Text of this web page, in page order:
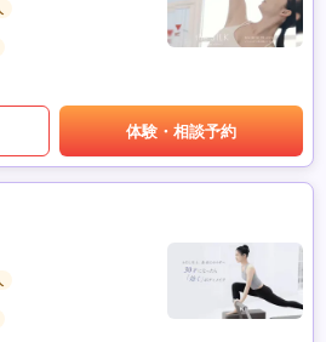
体験・相談予約